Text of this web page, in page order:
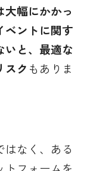
幅にかかっ
ベントに関す
いと、最適な
スク もありま
なく、ある
フォームを